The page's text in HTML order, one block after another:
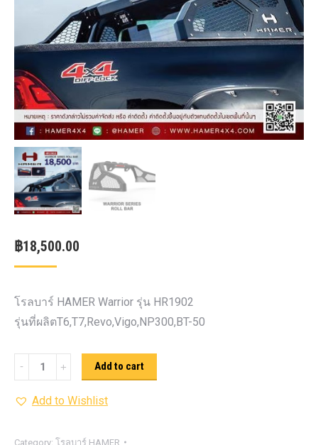
฿18,500.00
โรลบาร์ HAMER Warrior รุ่น HR1902
รุ่นที่ผลิตT6,T7,Revo,Vigo,NP300,BT-50
บาร์
HAMER
รุ่น
Add to cart
Add to Wishlist
Category: โรลบาร์ HAMER